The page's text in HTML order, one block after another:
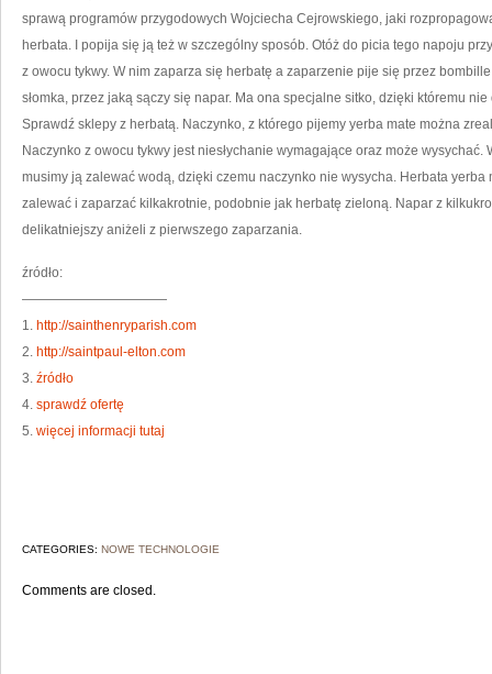
sprawą programów przygodowych Wojciecha Cejrowskiego, jaki
herbata. I popija się ją też w szczególny sposób. Otóż do picia tego napoju
z owocu tykwy. W nim zaparza się herbatę a zaparzenie pije się przez
słomka, przez jaką sączy się napar. Ma ona specjalne sitko, dzięki któremu
Sprawdź sklepy z herbatą. Naczynko, z którego pijemy yerba mate można
Naczynko z owocu tykwy jest niesłychanie wymagające oraz może wysychać.
musimy ją zalewać wodą, dzięki czemu naczynko nie wysycha. Herbata yerba
zalewać i zaparzać kilkakrotnie, podobnie jak herbatę zieloną. Napar z
delikatniejszy aniżeli z pierwszego zaparzania.
źródło:
———————————
1. http://sainthenryparish.com
2. http://saintpaul-elton.com
3. źródło
4. sprawdź ofertę
5. więcej informacji tutaj
CATEGORIES: NOWE TECHNOLOGIE
Comments are closed.